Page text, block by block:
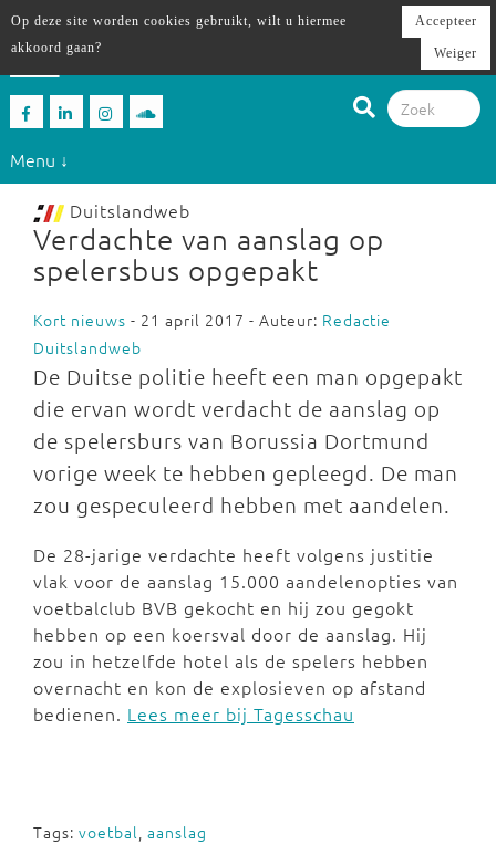
Menu ↓
Duitslandweb
Verdachte van aanslag op
spelersbus opgepakt
Kort nieuws - 21 april 2017 - Auteur: Redactie
Duitslandweb
De Duitse politie heeft een man opgepakt
die ervan wordt verdacht de aanslag op
de spelersburs van Borussia Dortmund
vorige week te hebben gepleegd. De man
zou gespeculeerd hebben met aandelen.
De 28-jarige verdachte heeft volgens justitie
vlak voor de aanslag 15.000 aandelenopties van
voetbalclub BVB gekocht en hij zou gegokt
hebben op een koersval door de aanslag. Hij
zou in hetzelfde hotel als de spelers hebben
overnacht en kon de explosieven op afstand
bedienen. Lees meer bij Tagesschau
Tags: voetbal, aanslag
Op deze site worden cookies gebruikt, wilt u hiermee
akkoord gaan?
Accepteer
Weiger